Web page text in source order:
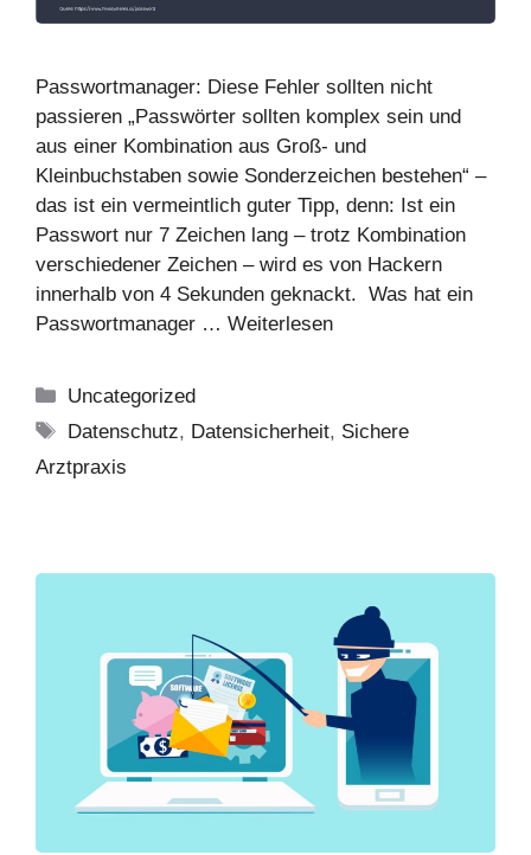
Passwortmanager: Diese Fehler sollten nicht
passieren „Passwörter sollten komplex sein und
aus einer Kombination aus Groß- und
Kleinbuchstaben sowie Sonderzeichen bestehen“ –
das ist ein vermeintlich guter Tipp, denn: Ist ein
Passwort nur 7 Zeichen lang – trotz Kombination
verschiedener Zeichen – wird es von Hackern
innerhalb von 4 Sekunden geknackt. Was hat ein
Passwortmanager … Weiterlesen
Kategorien
Uncategorized
Schlagwörter
Datenschutz, Datensicherheit, Sichere
Arztpraxis